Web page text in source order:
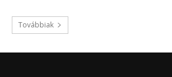
Továbbiak